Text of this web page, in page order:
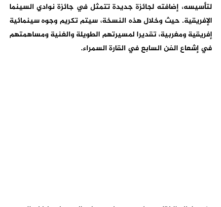
لتأسيسه، إضافته لجائزة جديدة تتمثل في جائزة نوادي السينما
الإفريقية. حيث وخلال هذه النسخة، سيتم تكريم وجوه سينمائية
إفريقية ومغربية، تقديرا لمسيرتهم الطويلة والغنية ومساهمتهم
في إشعاع الفن السابع في القارة السمراء.